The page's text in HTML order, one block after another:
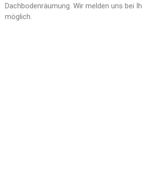
Dachbodenräumung. Wir melden uns bei
möglich.